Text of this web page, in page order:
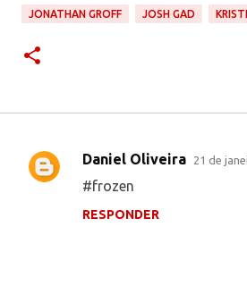
JONATHAN GROFF JOSH GAD
C
Daniel Oliveira 21 de
#frozen
RESPONDER